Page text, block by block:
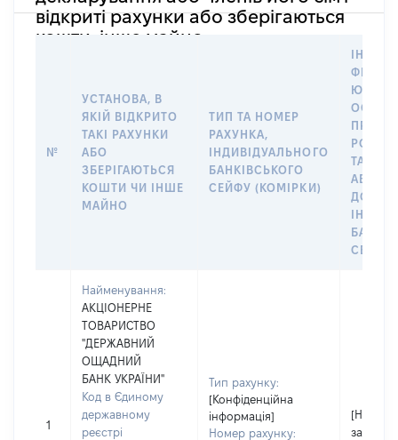
відкриті рахунки або зберігаються
кошти, інше майно
№
УСТАНОВА, В
ЯКІЙ ВІДКРИТО
ТАКІ РАХУНКИ
АБО
ЗБЕРІГАЮТЬСЯ
КОШТИ ЧИ ІНШЕ
МАЙНО
ТИП ТА НОМЕР
РАХУНКА,
ІНДИВІДУАЛЬНОГО
БАНКІВСЬКОГО
СЕЙФУ (КОМІРКИ)
ПРАВО
ТАКИМ
АБО
ДО
СЕЙФУ
1
Найменування:
АКЦІОНЕРНЕ
ТОВАРИСТВО
"ДЕРЖАВНИЙ
ОЩАДНИЙ
БАНК УКРАЇНИ"
Код в Єдиному
державному
реєстрі
Тип рахунку:
[Конфіденційна
інформація]
Номер рахунку:
[Не